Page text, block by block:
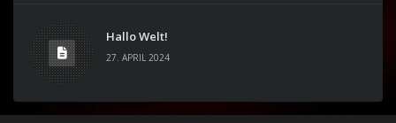
Hallo Welt!
27. APRIL 2024